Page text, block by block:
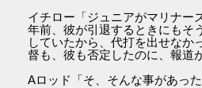
イチロー「ジュニアがマリナー
年前、彼が引退するときにもそ
していたから、代打を出せなか
督も、彼も否定したのに、報道
Aロッド「そ、そんな事があった